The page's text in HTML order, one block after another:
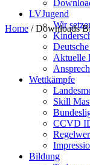
LVJugend
Wir
Aktuelle
Wettkämpfe
Skill
CCVD
Bildung
Home /Downloads